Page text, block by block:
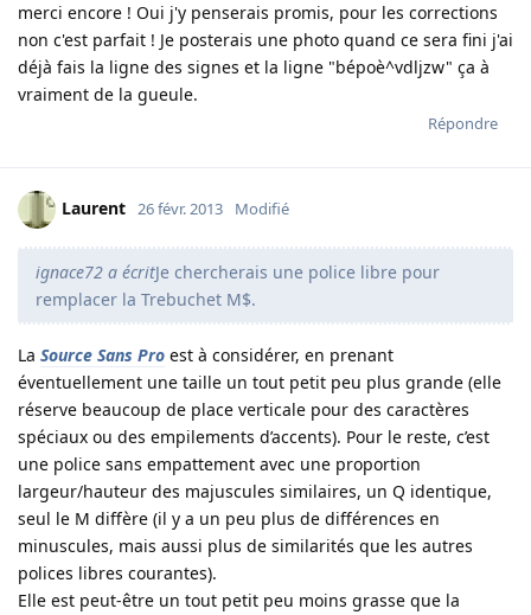
merci encore ! Oui j'y penserais promis, pour les corrections
non c'est parfait ! Je posterais une photo quand ce sera fini j'ai
déjà fais la ligne des signes et la ligne "bépoè^vdljzw" ça à
vraiment de la gueule.
Répondre
Laurent 26 févr. 2013 Modifié
ignace72 a écritJe chercherais une police libre pour
remplacer la Trebuchet M$.
La Source Sans Pro est à considérer, en prenant
éventuellement une taille un tout petit peu plus grande (elle
réserve beaucoup de place verticale pour des caractères
spéciaux ou des empilements d’accents). Pour le reste, c’est
une police sans empattement avec une proportion
largeur/hauteur des majuscules similaires, un Q identique,
seul le M diffère (il y a un peu plus de différences en
minuscules, mais aussi plus de similarités que les autres
polices libres courantes).
Elle est peut-être un tout petit peu moins grasse que la